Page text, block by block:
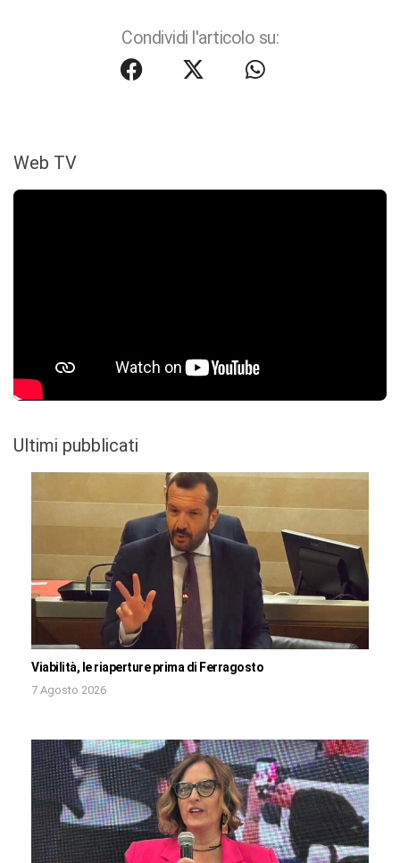
Condividi l'articolo su:
Web TV
Ultimi pubblicati
Viabilità, le riaperture prima di Ferragosto
7 Agosto 2026